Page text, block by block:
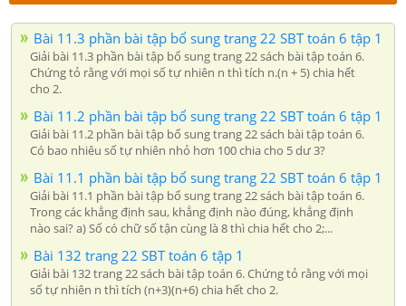
Bài 11.3 phần bài tập bổ sung trang 22 SBT toán 6 tập 1
Giải bài 11.3 phần bài tập bổ sung trang 22 sách bài tập toán 6.
Chứng tỏ rằng với mọi số tự nhiên n thì tích n.(n + 5) chia hết
cho 2.
Bài 11.2 phần bài tập bổ sung trang 22 SBT toán 6 tập 1
Giải bài 11.2 phần bài tập bổ sung trang 22 sách bài tập toán 6.
Có bao nhiêu số tự nhiên nhỏ hơn 100 chia cho 5 dư 3?
Bài 11.1 phần bài tập bổ sung trang 22 SBT toán 6 tập 1
Giải bài 11.1 phần bài tập bổ sung trang 22 sách bài tập toán 6.
Trong các khẳng định sau, khẳng định nào đúng, khẳng định
nào sai? a) Số có chữ số tận cùng là 8 thì chia hết cho 2;...
Bài 132 trang 22 SBT toán 6 tập 1
Giải bài 132 trang 22 sách bài tập toán 6. Chứng tỏ rằng với mọi
số tự nhiên n thì tích (n+3)(n+6) chia hết cho 2.